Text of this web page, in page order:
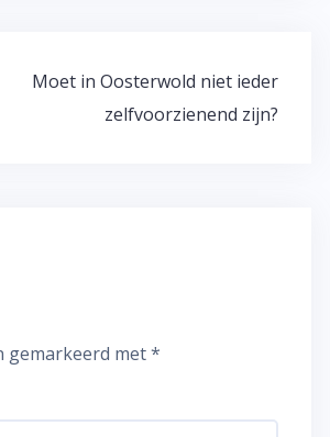
Moet in Oosterwold niet ieder
zelfvoorzienend zijn?
gemarkeerd met*